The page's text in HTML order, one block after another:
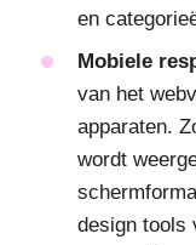
en
Mobiele
van het
apparaten.
wordt
design tools